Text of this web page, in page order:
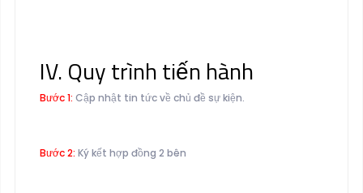
IV. Quy trình tiến hành
Bước 1: Cập nhật tin tức về chủ đề sự kiện.
Bước 2: Ký kết hợp đồng 2 bên